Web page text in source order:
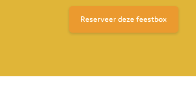
Reserveer deze feestbox